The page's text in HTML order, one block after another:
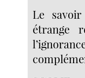
Le
étrange